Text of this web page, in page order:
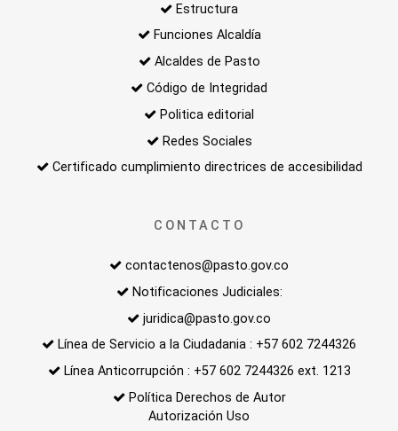
Estructura
Funciones Alcaldía
Alcaldes de Pasto
Código de Integridad
Politica editorial
Redes Sociales
Certificado cumplimiento directrices de accesibilidad
CONTACTO
contactenos@pasto.gov.co
Notificaciones Judiciales:
juridica@pasto.gov.co
Línea de Servicio a la Ciudadania : +57 602 7244326
Línea Anticorrupción : +57 602 7244326 ext. 1213
Política Derechos de Autor
Autorización Uso